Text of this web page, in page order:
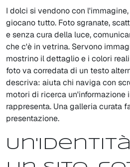
I dolci si vendono con
giocano tutto. Foto sgranate,
e senza cura della luce,
che c'è in vetrina. Servono
mostrino il dettaglio e i colori
foto va corredata di un testo
descriva: aiuta chi naviga con
motori di ricerca un'informazione
rappresenta. Una galleria curata
presentazione.